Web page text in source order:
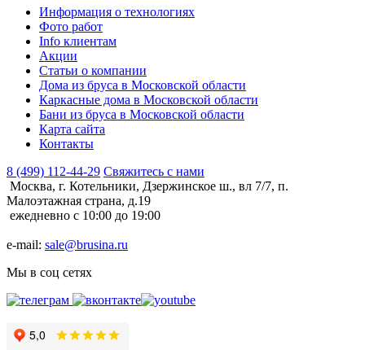
Информация о технологиях
Фото работ
Info клиентам
Акции
Статьи о компании
Дома из бруса в Московской области
Каркасные дома в Московской области
Бани из бруса в Московской области
Карта сайта
Контакты
8 (499) 112-44-29 Свяжитесь с нами
Москва, г. Котельники, Дзержинское ш., вл 7/7, п.
Малоэтажная страна, д.19
ежедневно с 10:00 до 19:00
e-mail: sale@brusina.ru
Мы в соц сетях